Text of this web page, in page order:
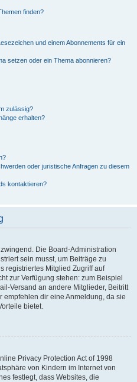
finden?
und einem Abonnements für ein
setzen oder ein Thema abonnieren?
zulässig?
erhalten?
oder juristische Anfragen zu diesem
kontaktieren?
Die Board-Administration
sein musst, um Beiträge zu
registriertes Mitglied Zugriff auf
zur Verfügung stehen: zum Beispiel
Versand an andere Mitglieder, Beitritt
empfehlen dir eine Anmeldung, da sie
bietet.
Privacy Protection Act of 1998
von Kindern im Internet von
festlegt, dass Websites, die